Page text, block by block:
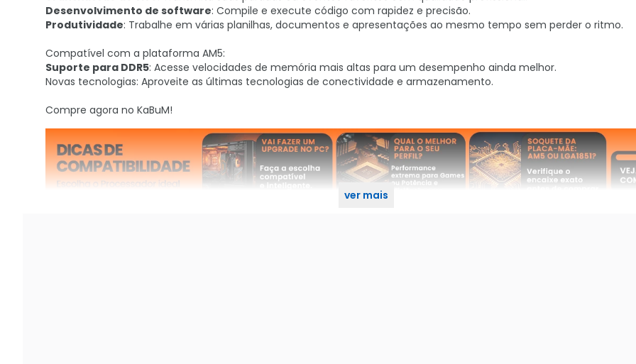
Desenvolvimento de software: Compile e execute código com rapidez e precisão.
Produtividade: Trabalhe em várias planilhas, documentos e apresentações ao mesmo tempo sem perder o ritmo.
Compatível com a plataforma AM5:
Suporte para DDR5: Acesse velocidades de memória mais altas para um desempenho ainda melhor.
Novas tecnologias: Aproveite as últimas tecnologias de conectividade e armazenamento.
Compre agora no KaBuM!
ver mais